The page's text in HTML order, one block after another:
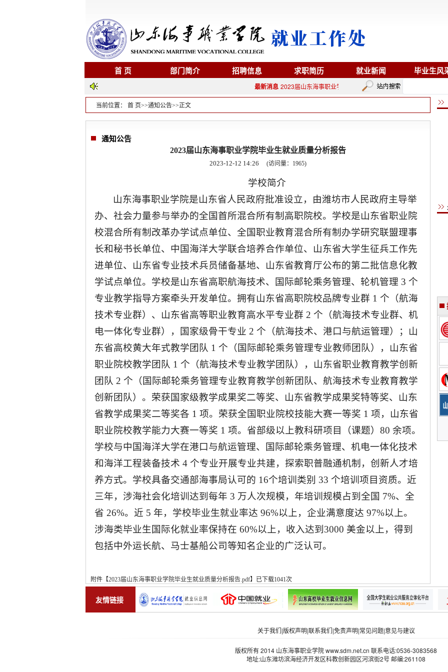
首 页 部门简介 招聘信息 求职简历 就业新闻 毕业生风
最新消息 2023届山东海事职业学院毕业生就业质量分析报告
当前位置： 首 页>>通知公告>>正文
通知公告
2023届山东海事职业学院毕业生就业质量分析报告
2023-12-12 14:26 (访问量： 1965)
学校简介
山东海事职业学院是山东省人民政府批准设立，由潍坊市人民政府主导举
办、社会力量参与举办的全国首所混合所有制高职院校。学校是山东省职业院
校混合所有制改革办学试点单位、全国职业教育混合所有制办学研究联盟理事
长和秘书长单位、中国海洋大学联合培养合作单位、山东省大学生征兵工作先
进单位、山东省专业技术兵员储备基地、山东省教育厅公布的第二批信息化教
学试点单位。学校是山东省高职航海技术、国际邮轮乘务管理、轮机管理 3 个
专业教学指导方案牵头开发单位。拥有山东省高职院校品牌专业群 1 个（航海
技术专业群）、山东省高等职业教育高水平专业群 2 个（航海技术专业群、机
电一体化专业群），国家级骨干专业 2 个（航海技术、港口与航运管理）；山
东省高校黄大年式教学团队 1 个（国际邮轮乘务管理专业教师团队），山东省
职业院校教学团队 1 个（航海技术专业教学团队），山东省职业教育教学创新
团队 2 个（国际邮轮乘务管理专业教育教学创新团队、航海技术专业教育教学
创新团队）。荣获国家级教学成果奖二等奖、山东省教学成果奖特等奖、山东
省教学成果奖二等奖各 1 项。荣获全国职业院校技能大赛一等奖 1 项，山东省
职业院校教学能力大赛一等奖 1 项。省部级以上教科研项目（课题）80 余项。
学校与中国海洋大学在港口与航运管理、国际邮轮乘务管理、机电一体化技术
和海洋工程装备技术 4 个专业开展专业共建，探索职普融通机制，创新人才培
养方式。学校具备交通部海事局认可的 16个培训类别 33 个培训项目资质。近
三年，涉海社会化培训达到每年 3 万人次规模，年培训规模占到全国 7%、全
省 26%。近 5 年，学校毕业生就业率达 96%以上，企业满意度达 97%以上。
涉海类毕业生国际化就业率保持在 60%以上，收入达到3000 美金以上，得到
包括中外运长航、马士基船公司等知名企业的广泛认可。
附件【2023届山东海事职业学院毕业生就业质量分析报告.pdf】 已下载1041次
友情链接
关于我们|版权声明|联系我们|免责声明|常见问题|意见与建议
版权所有 2014 山东海事职业学院 www.sdm.net.cn 联系电话:0536-3083568
地址:山东潍坊滨海经济开发区科教创新园区河滨街2号 邮编:261108